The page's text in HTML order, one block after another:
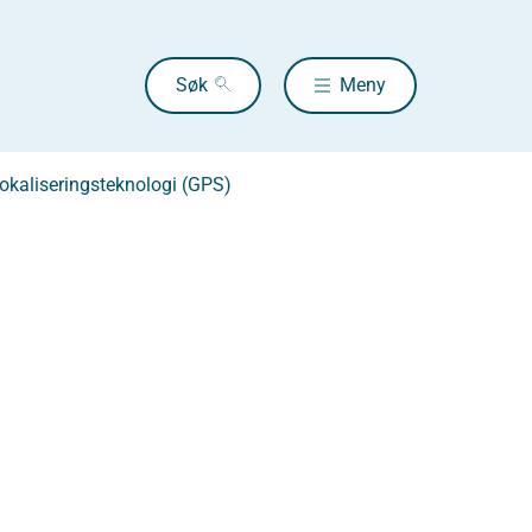
Søk Meny
(GPS)